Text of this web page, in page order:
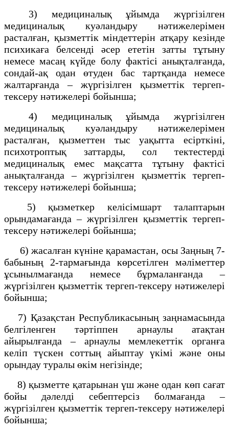
3) медициналық ұйымда жүргізілген
медициналық куәландыру нәтижелерімен
расталған, қызметтік міндеттерін атқару кезінде
психикаға белсенді әсер ететін затты тұтыну
немесе масаң күйде болу фактісі анықталғанда,
сондай-ақ одан өтуден бас тартқанда немесе
жалтарғанда – жүргізілген қызметтік тергеп-
тексеру нәтижелері бойынша;
4) медициналық ұйымда жүргізілген
медициналық куәландыру нәтижелерімен
расталған, қызметтен тыс уақытта есірткіні,
психотроптық заттарды, сол тектестерді
медициналық емес мақсатта тұтыну фактісі
анықталғанда – жүргізілген қызметтік тергеп-
тексеру нәтижелері бойынша;
5) қызметкер келісімшарт талаптарын
орындамағанда – жүргізілген қызметтік тергеп-
тексеру нәтижелері бойынша;
6) жасалған күніне қарамастан, осы Заңның 7-
бабының 2-тармағында көрсетілген мәліметтер
ұсынылмағанда немесе бұрмаланғанда –
жүргізілген қызметтік тергеп-тексеру нәтижелері
бойынша;
7) Қазақстан Республикасының заңнамасында
белгіленген тәртіппен арнаулы атақтан
айырылғанда – арнаулы мемлекеттік органға
келіп түскен соттың айыптау үкімі және оны
орындау туралы өкім негізінде;
8) қызметте қатарынан үш және одан көп сағат
бойы дәлелді себептерсіз болмағанда –
жүргізілген қызметтік тергеп-тексеру нәтижелері
бойынша;